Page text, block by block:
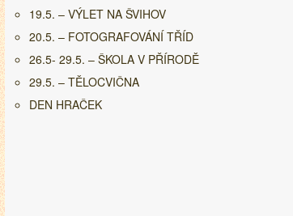
19.5. – VÝLET NA ŠVIHOV
20.5. – FOTOGRAFOVÁNÍ TŘÍD
26.5- 29.5. – ŠKOLA V PŘÍRODĚ
29.5. – TĚLOCVIČNA
DEN HRAČEK